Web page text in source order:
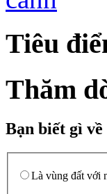
Tiêu
Thăm
Bạn biết gì
Là vùng đất với